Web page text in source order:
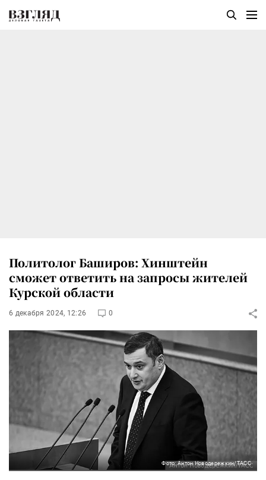
Политолог Баширов: Хинштейн
сможет ответить на запросы жителей
Курской области
6 декабря 2024, 12:26 0
Фото: Антон Новодережкин/ТАСС